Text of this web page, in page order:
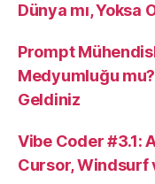
Dünya mı, Yoksa
Prompt
Medyumluğu mu?
Geldiniz
Vibe Coder #3.1:
Cursor, Windsurf